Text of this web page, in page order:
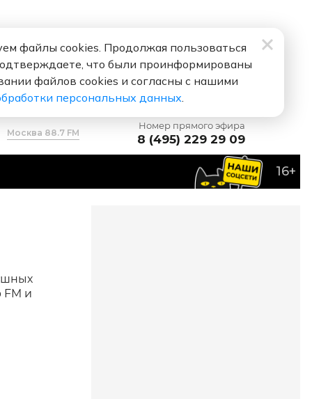
Москва 88.7 FM
Номер прямого эфира
8 (495) 229 29 09
16+
FM и
файлы cookies. Продолжая пользоваться
что были проинформированы
файлов cookies и согласны с нашими
персональных данных.